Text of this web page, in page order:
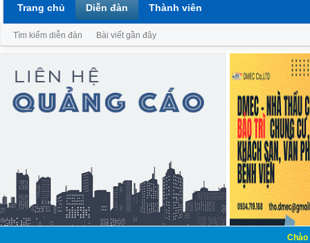
Chào mừng các
Trang chủ Diễn đàn
Tìm kiếm diễn đàn Bài viết gần đây
Thành viên